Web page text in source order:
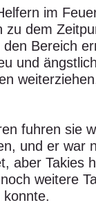
im
dem
Bereich
und
fuhren sie
und er war
aber Takies
weitere
konnte.